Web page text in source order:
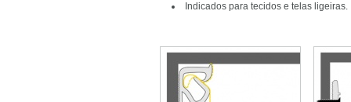
Indicados para tecidos e telas ligeiras.